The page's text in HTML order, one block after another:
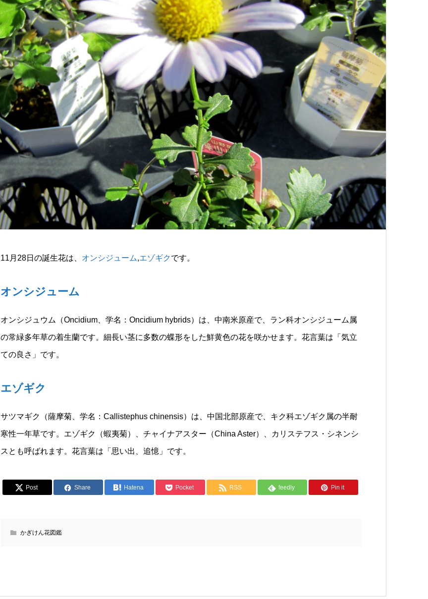
11月28日の誕生花は、 オンシジューム,エゾギク です。
オンシジューム
オンシジュウム（Oncidium、学名：Oncidium hybrids）は、中南米原産で、ラン科オンシジューム属
の常緑多年草の着生蘭です。細長い茎に多数の蝶形をした鮮黄色の花を咲かせます。花言葉は「気立
ての良さ」です。
エゾギク
サツマギク（薩摩菊、学名：Callistephus chinensis）は、中国北部原産で、キク科エゾギク属の半耐
寒性一年草です。エゾギク（蝦夷菊）、チャイナアスター（China Aster）、カリステフス・シネンシ
スとも呼ばれます。花言葉は「思い出、追憶」です。
Post Share Hatena Pocket RSS feedly Pin it
かぎけん花図鑑